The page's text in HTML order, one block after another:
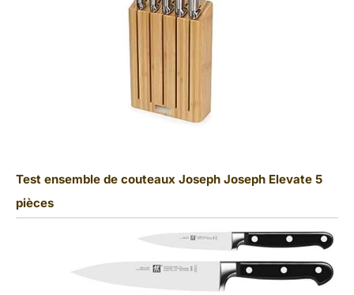
Test ensemble de couteaux Joseph Joseph Elevate 5
pièces